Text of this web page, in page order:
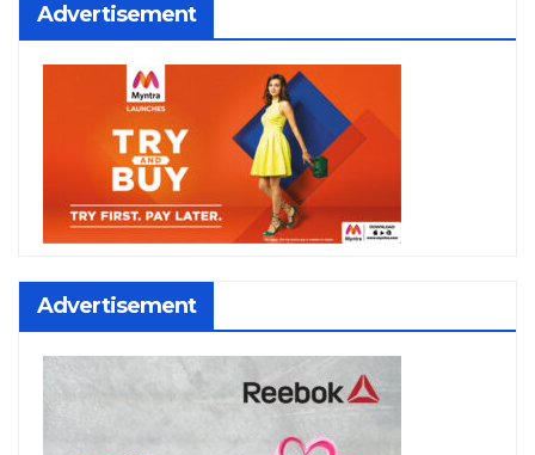
Advertisement
Advertisement